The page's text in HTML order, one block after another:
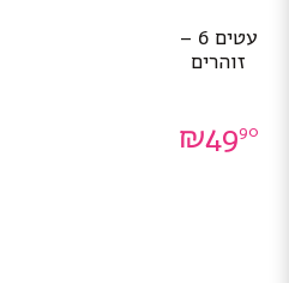
עטים 6 –
זוהרים
₪4990